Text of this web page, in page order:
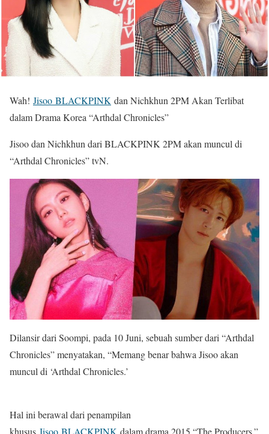
Wah! Jisoo BLACKPINK dan Nichkhun 2PM Akan Terlibat
dalam Drama Korea “Arthdal ​​Chronicles”
Jisoo dan Nichkhun dari BLACKPINK 2PM akan muncul di
“Arthdal ​​Chronicles” tvN.
Dilansir dari Soompi, pada 10 Juni, sebuah sumber dari “Arthdal ​​
Chronicles” menyatakan, “Memang benar bahwa Jisoo akan
muncul di ‘Arthdal ​​Chronicles.’
Hal ini berawal dari penampilan
khusus Jisoo BLACKPINK dalam drama 2015 “The Producers.”